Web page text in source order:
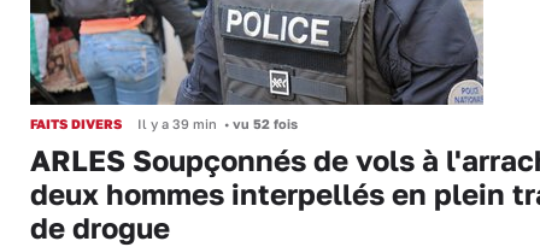
FAITS DIVERS Il y a 39 min • vu 52 fois
ARLES Soupçonnés de vols à
deux hommes interpellés en plein
de drogue